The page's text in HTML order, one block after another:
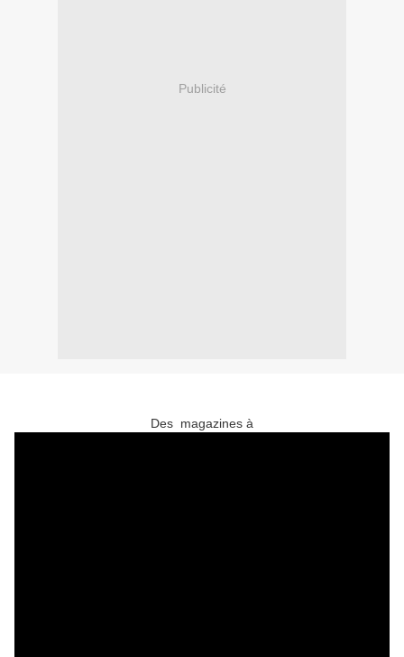
Publicité
Des magazines à